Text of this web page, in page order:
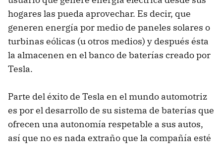
hogares las pueda aprovechar. Es decir, que
generen energía por medio de paneles solares o
turbinas eólicas (u otros medios) y después ésta
la almacenen en el banco de baterías creado por
Tesla.
Parte del éxito de Tesla en el mundo automotriz
es por el desarrollo de su sistema de baterías que
ofrecen una autonomía respetable a sus autos,
así que no es nada extraño que la compañía esté